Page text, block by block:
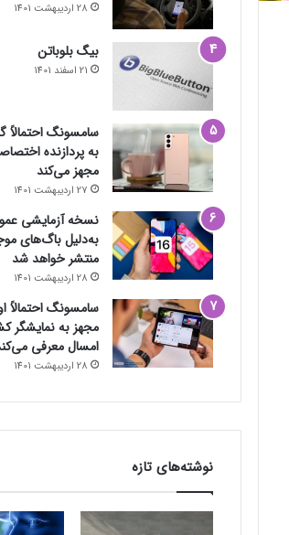
28 اردیبهشت 1401
بیگ بلوباتن
21 اسفند 1401
به پردازنده
مجهز می‌کند
27 اردیبهشت 1401
به‌دلیل باگ‌های
منتشر خواهد شد
28 اردیبهشت 1401
سامسونگ احتمالاً
مجهز به نمایشگر
امسال معرفی
28 اردیبهشت 1401
نوشته‌های تازه